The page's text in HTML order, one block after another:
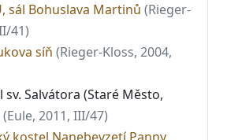
sál Bohuslava Martinů (Rieger-
41)
síň (Rieger-Kloss, 2004,
sv. Salvátora (Staré Město,
(Eule, 2011, III/47)